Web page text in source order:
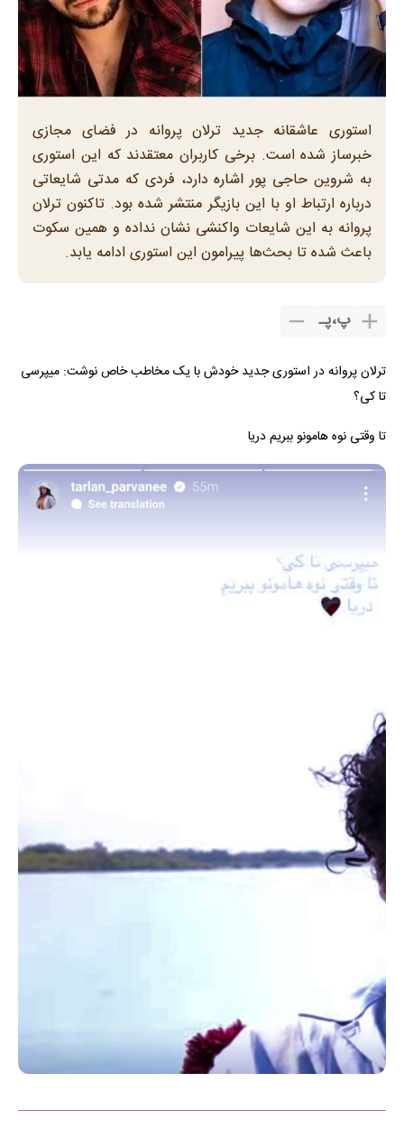
استوری عاشقانه جدید ترلان پروانه در فضای مجازی
خبرساز شده است. برخی کاربران معتقدند که این استوری
به شروین حاجی پور اشاره دارد، فردی که مدتی شایعاتی
درباره ارتباط او با این بازیگر منتشر شده بود. تاکنون ترلان
پروانه به این شایعات واکنشی نشان نداده و همین سکوت
باعث شده تا بحث‌ها پیرامون این استوری ادامه یابد.
پ،پـ
ترلان پروانه در استوری جدید خودش با یک مخاطب خاص نوشت: میپرسی
تا کی؟
تا وقتی نوه هامونو ببریم دریا